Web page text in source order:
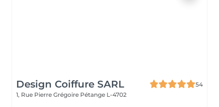
Design Coiffure SARL
54
1, Rue Pierre Grégoire Pétange L-4702